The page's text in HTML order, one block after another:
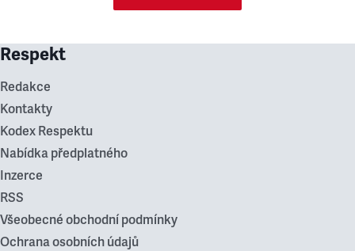
Respekt
Redakce
Kontakty
Kodex Respektu
Nabídka předplatného
Inzerce
RSS
Všeobecné obchodní podmínky
Ochrana osobních údajů